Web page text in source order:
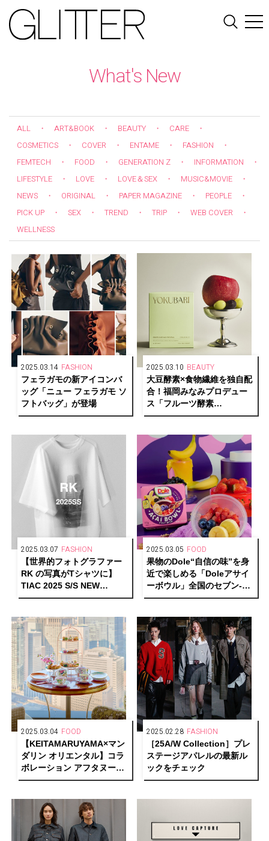
What's New
ALL ・ ART&BOOK ・ BEAUTY ・ CARE ・
COSMETICS ・ COVER ・ ENTAME ・ FASHION ・
FEMTECH ・ FOOD ・ GENERATION Z ・ INFORMATION ・
LIFESTYLE ・ LOVE ・ LOVE＆SEX ・ MUSIC&MOVIE ・
NEWS ・ ORIGINAL ・ PAPER MAGAZINE ・ PEOPLE ・
PICK UP ・ SEX ・ TREND ・ TRIP ・ WEB COVER ・
WELLNESS
2025.03.14 FASHION
フェラガモの新アイコンバ
ッグ「ニュー フェラガモ ソ
フトバッグ」が登場
2025.03.10 BEAUTY
大豆酵素×食物繊維を独自配
合！福岡みなみプロデュー
ス「フルーツ酵素
YOKUBARI」がリニューア
2025.03.07 FASHION
【世界的フォトグラファー
RK の写真がTシャツに】
TIAC 2025 S/S NEW
COLLECTION
2025.03.05 FOOD
果物のDole“自信の味”を身
近で楽しめる「Doleアサイ
ーボウル」全国のセブン-イ
レブン先行で数量限定発売
2025.03.04 FOOD
【KEITAMARUYAMA×マン
ダリン オリエンタル】コラ
ボレーション アフタヌーン
ティーが期間限定で登場
2025.02.28 FASHION
［25A/W Collection］プレ
ステージアパレルの最新ル
ックをチェック